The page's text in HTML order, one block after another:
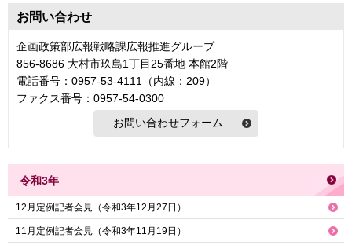
お問い合わせ
企画政策部広報戦略課広報推進グループ
856-8686 大村市玖島1丁目25番地 本館2階
電話番号：0957-53-4111（内線：209）
ファクス番号：0957-54-0300
令和3年
12月定例記者会見（令和3年12月27日）
11月定例記者会見（令和3年11月19日）